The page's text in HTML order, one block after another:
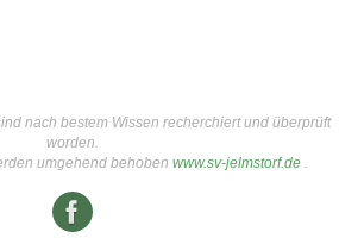
nach bestem Wissen recherchiert und überprüft
worden.
umgehend behoben www.sv-jelmstorf.de .